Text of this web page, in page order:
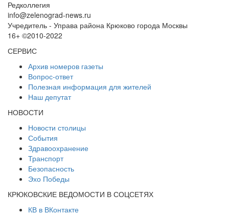
Редколлегия
info@zelenograd-news.ru
Учредитель - Управа района Крюково города Москвы
16+ ©2010-2022
СЕРВИС
Архив номеров газеты
Вопрос-ответ
Полезная информация для жителей
Наш депутат
НОВОСТИ
Новости столицы
События
Здравоохранение
Транспорт
Безопасность
Эхо Победы
КРЮКОВСКИЕ ВЕДОМОСТИ В СОЦСЕТЯХ
КВ в ВКонтакте